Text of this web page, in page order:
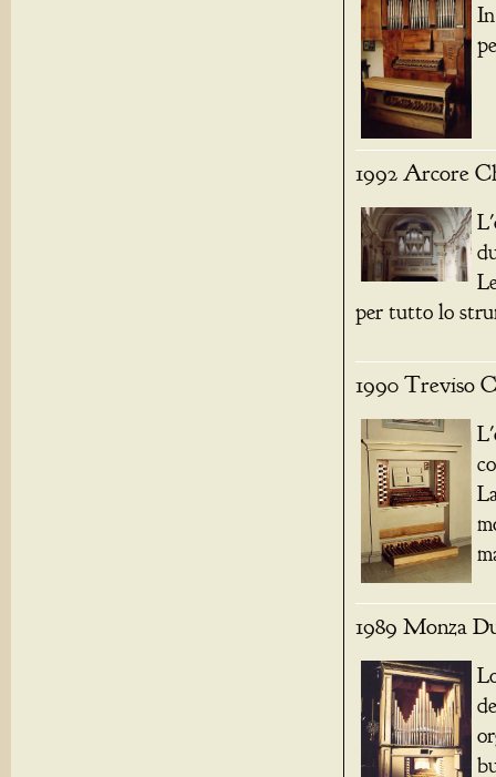
1992 Arcore
per tutto lo
1990 Treviso
1989 Monza